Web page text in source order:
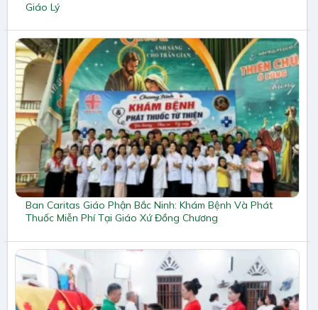
Giáo Lý
Ban Caritas Giáo Phận Bắc Ninh: Khám Bệnh Và Phát
Thuốc Miễn Phí Tại Giáo Xứ Đồng Chương